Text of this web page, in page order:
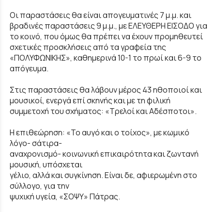
Οι παραστάσεις θα είναι απογευματινές 7 μ.μ. και
βραδινές παραστάσεις 9 μ.μ., με ΕΛΕΥΘΕΡΗ ΕΙΣΟΔΟ για
το κοινό, που όμως θα πρέπει να έχουν προμηθευτεί
σχετικές προσκλήσεις από τα γραφεία της
«ΠΟΛΥΦΩΝΙΚΗΣ», καθημερινά 10-1 το πρωί και 6-9 το
απόγευμα.
Στις παραστάσεις θα λάβουν μέρος 43 ηθοποιοί και
μουσικοί, ενεργά επί σκηνής και με τη φιλική
συμμετοχή του σχήματος: «Τρελοί και Αδέσποτοι».
Η επιθεώρηση: «Το αυγό και ο τοίχος», με κωμικό
λόγο- σάτιρα-
αναχρονισμό- κοινωνική επικαιρότητα και ζωντανή
μουσική, υπόσχεται
γέλιο, αλλά και συγκίνηση. Είναι δε, αφιερωμένη στο
σύλλογο, για την
ψυχική υγεία, «ΣΟΨΥ» Πάτρας.